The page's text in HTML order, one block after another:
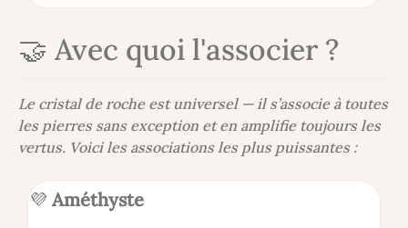
🤝 Avec quoi l'associer ?
Le cristal de roche est universel — il s’associe à toutes
les pierres sans exception et en amplifie toujours les
vertus. Voici les associations les plus puissantes :
💜 Améthyste